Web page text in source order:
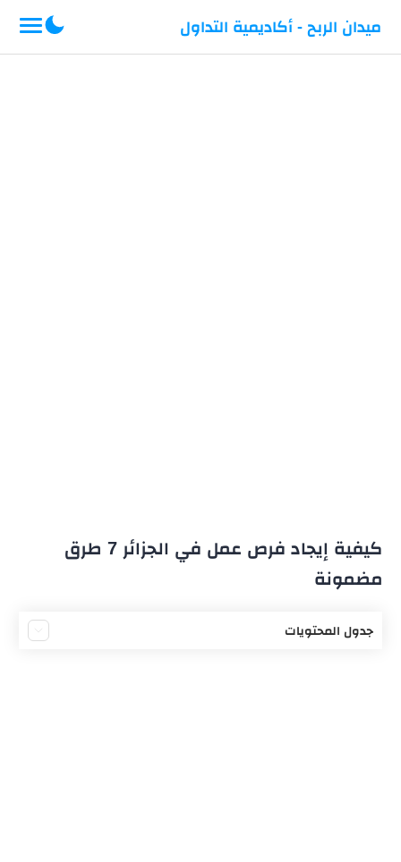
ميدان الربح - أكاديمية التداول
كيفية إيجاد فرص عمل في الجزائر 7 طرق
مضمونة
جدول المحتويات